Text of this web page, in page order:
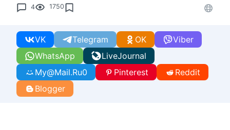
4 1750
WhatsApp
VK Telegram Viber
OK
LiveJournal
My@Mail.Ru0 Pinterest
Reddit
Blogger